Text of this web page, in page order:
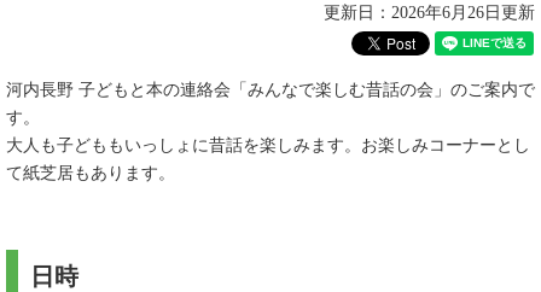
更新日：2026年6月26日更新
河内長野 子どもと本の連絡会「みんなで楽しむ昔話の会」のご案内で
す。
大人も子どももいっしょに昔話を楽しみます。お楽しみコーナーとし
て紙芝居もあります。
日時